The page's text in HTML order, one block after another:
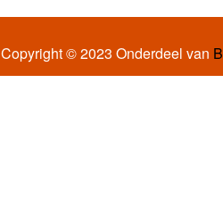
Copyright © 2023 Onderdeel van